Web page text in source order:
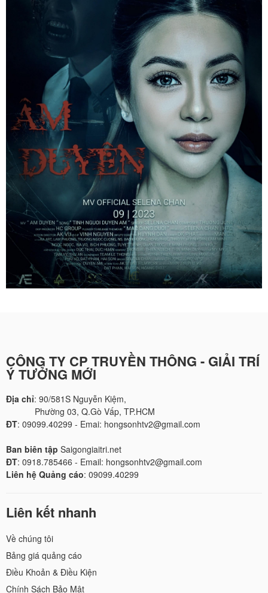
CÔNG TY CP TRUYỀN THÔNG - GIẢI TRÍ
Ý TƯỞNG MỚI
Địa chỉ: 90/581S Nguyễn Kiệm,
Phường 03, Q.Gò Vấp, TP.HCM
ĐT: 09099.40299 - Emai: hongsonhtv2@gmail.com
Ban biên tập Saigongiaitri.net
ĐT: 0918.785466 - Email: hongsonhtv2@gmail.com
Liên hệ Quảng cáo: 09099.40299
Liên kết nhanh
Về chúng tôi
Bảng giá quảng cáo
Điều Khoản & Điều Kiện
Chính Sách Bảo Mật